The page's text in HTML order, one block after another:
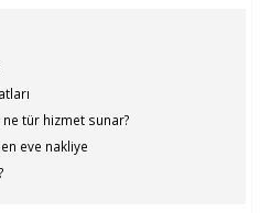
ne tür hizmet sunar?
eve nakliye